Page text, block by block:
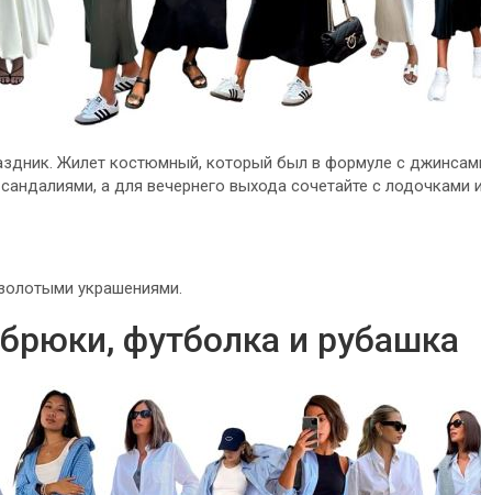
Жилет костюмный, который был в формуле с
а для вечернего выхода сочетайте с лодочками
украшениями.
футболка и рубашка